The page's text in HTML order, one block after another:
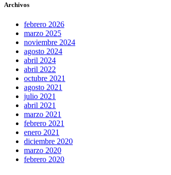
Archivos
febrero 2026
marzo 2025
noviembre 2024
agosto 2024
abril 2024
abril 2022
octubre 2021
agosto 2021
julio 2021
abril 2021
marzo 2021
febrero 2021
enero 2021
diciembre 2020
marzo 2020
febrero 2020